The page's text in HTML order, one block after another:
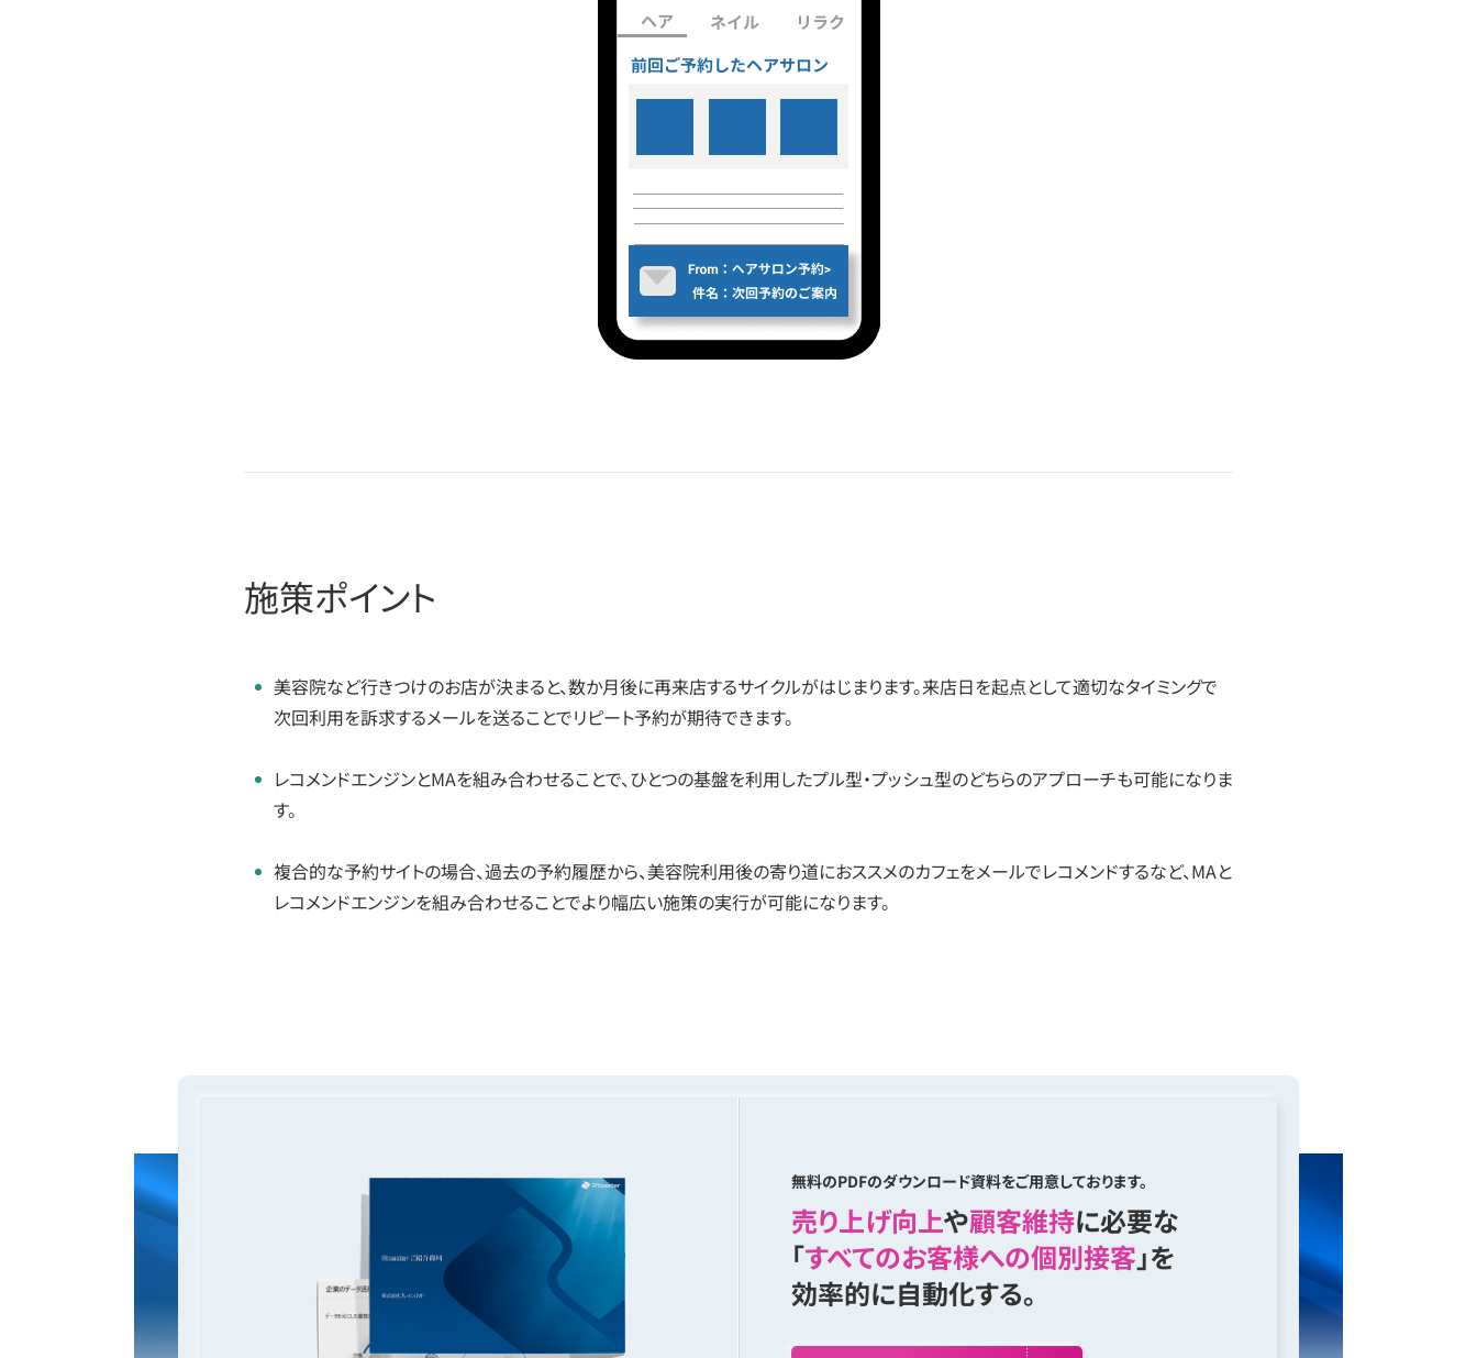
施策ポイント
美容院など行きつけのお店が決まると、数か月後に再来店するサイクルがはじまります。来店日を起点として適切なタイミングで
次回利用を訴求するメールを送ることでリピート予約が期待できます。
レコメンドエンジンとMAを組み合わせることで、ひとつの基盤を利用したプル型・プッシュ型のどちらのアプローチも可能になりま
す。
複合的な予約サイトの場合、過去の予約履歴から、美容院利用後の寄り道におススメのカフェをメールでレコメンドするなど、MAと
レコメンドエンジンを組み合わせることでより幅広い施策の実行が可能になります。
無料のPDFのダウンロード資料をご用意しております。
売り上げ向上や顧客維持に必要な
「すべてのお客様への個別接客」を
効率的に自動化する。